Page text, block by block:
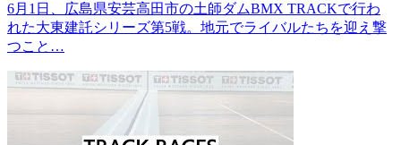
6月1日、広島県安芸高田市の土師ダムBMX TRACKで行わ
れた大東建託シリーズ第5戦。地元でライバルたちを迎え撃
つこと…